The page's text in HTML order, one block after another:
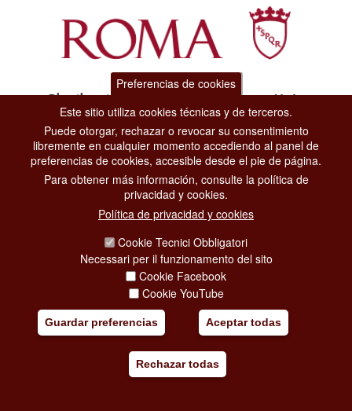
Dipartimento Grandi Eventi, Sport, Turismo e Moda.
Via di San Basilio, 51
00187 Roma
CONTATTA LA REDAZIONE
PRIVACY
SOCIAL MEDIA POLICY
COPYRIGHT
ESCLUSIONE DI RESPONSABILITÀ
Preferencias de cookies
Este sitio utiliza cookies técnicas y de terceros.
Puede otorgar, rechazar o revocar su consentimiento
libremente en cualquier momento accediendo al panel de
preferencias de cookies, accesible desde el pie de página.
Para obtener más información, consulte la política de
privacidad y cookies.
Política de privacidad y cookies
Cookie Tecnici Obbligatori
Necessari per il funzionamento del sito
Cookie Facebook
Cookie YouTube
Guardar preferencias Aceptar todas
Rechazar todas